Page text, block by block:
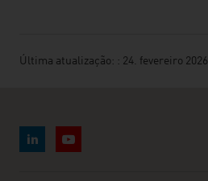
Última atualização: : 24. fevereiro 2026